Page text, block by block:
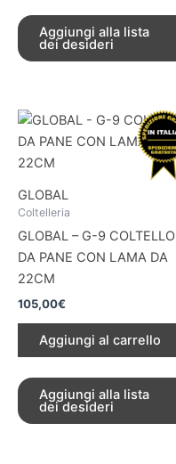
Aggiungi alla lista
dei desideri
GLOBAL
Coltelleria
GLOBAL – G-9 COLTELLO
DA PANE CON LAMA DA
22CM
105,00€
Aggiungi al carrello
Aggiungi alla lista
dei desideri